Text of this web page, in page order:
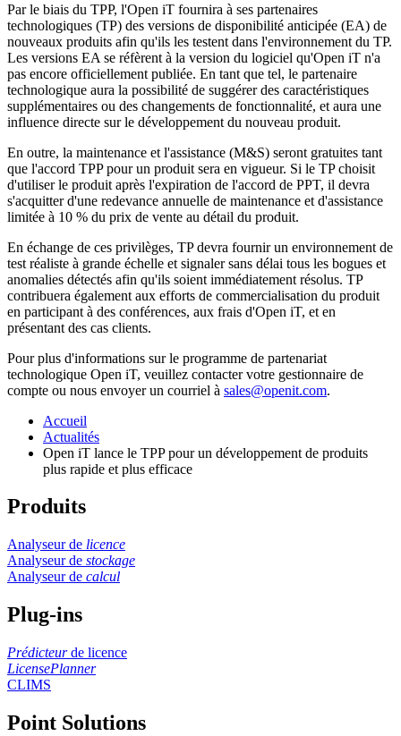
Par le biais du TPP, l'Open iT fournira à ses partenaires
technologiques (TP) des versions de disponibilité anticipée (EA) de
nouveaux produits afin qu'ils les testent dans l'environnement du TP.
Les versions EA se réfèrent à la version du logiciel qu'Open iT n'a
pas encore officiellement publiée. En tant que tel, le partenaire
technologique aura la possibilité de suggérer des caractéristiques
supplémentaires ou des changements de fonctionnalité, et aura une
influence directe sur le développement du nouveau produit.
En outre, la maintenance et l'assistance (M&S) seront gratuites tant
que l'accord TPP pour un produit sera en vigueur. Si le TP choisit
d'utiliser le produit après l'expiration de l'accord de PPT, il devra
s'acquitter d'une redevance annuelle de maintenance et d'assistance
limitée à 10 % du prix de vente au détail du produit.
En échange de ces privilèges, TP devra fournir un environnement de
test réaliste à grande échelle et signaler sans délai tous les bogues et
anomalies détectés afin qu'ils soient immédiatement résolus. TP
contribuera également aux efforts de commercialisation du produit
en participant à des conférences, aux frais d'Open iT, et en
présentant des cas clients.
Pour plus d'informations sur le programme de partenariat
technologique Open iT, veuillez contacter votre gestionnaire de
compte ou nous envoyer un courriel à sales@openit.com.
Accueil
Actualités
Open iT lance le TPP pour un développement de produits
plus rapide et plus efficace
Produits
Analyseur de licence
Analyseur de stockage
Analyseur de calcul
Plug-ins
Prédicteurde licence
LicensePlanner
CLIMS
Point Solutions